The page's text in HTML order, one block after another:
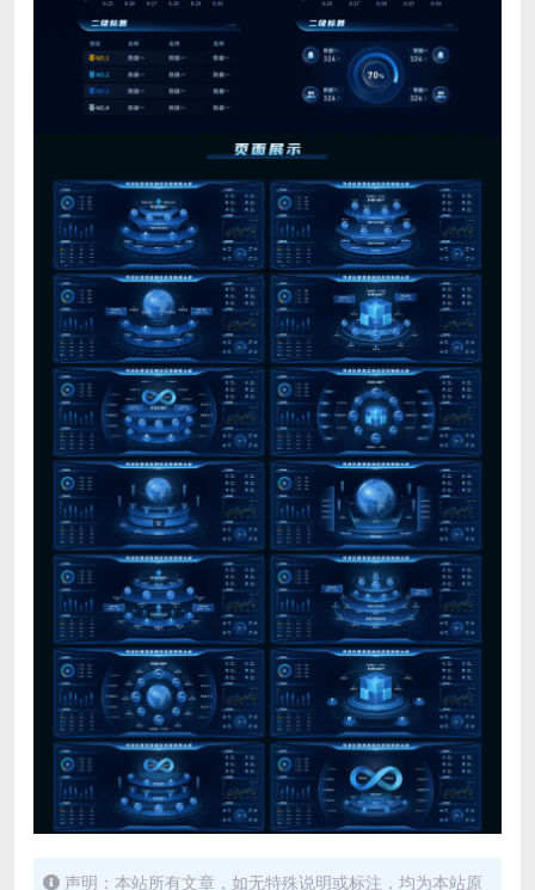
声明：本站所有文章，如无特殊说明或标注，均为本站原